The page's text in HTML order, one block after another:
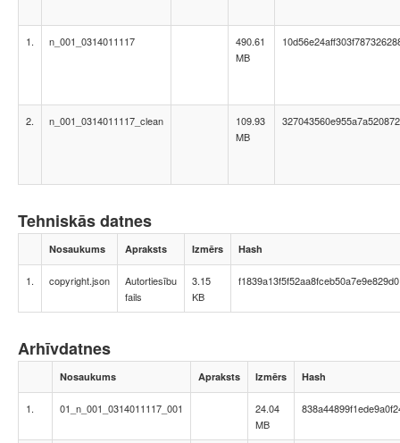
1. n_001_0314011117
490.61
MB
2. n_001_0314011117_clean
109.93
MB
Tehniskās datnes
Nosaukums Apraksts Izmērs Hash
1. copyright.json
Autortiesību
fails
3.15
KB
f1839a13f5f52aa8fceb50a7e9e829d0
Arhīvdatnes
Nosaukums Apraksts Izmērs Hash
1. 01_n_001_0314011117_001
24.04
MB